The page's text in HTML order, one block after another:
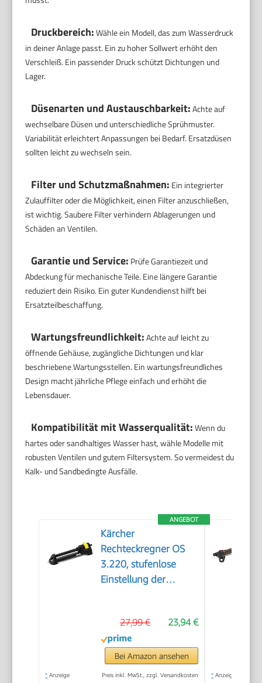
Druckbereich:Wähle ein Modell, das zum Wasserdruck
in deiner Anlage passt. Ein zu hoher Sollwert erhöht den
Verschleiß. Ein passender Druck schützt Dichtungen und
Lager.
Düsenarten und Austauschbarkeit:Achte auf
wechselbare Düsen und unterschiedliche Sprühmuster.
Variabilität erleichtert Anpassungen bei Bedarf. Ersatzdüsen
sollten leicht zu wechseln sein.
Filter und Schutzmaßnahmen: Ein integrierter
Zulauffilter oder die Möglichkeit, einen Filter anzuschließen,
ist wichtig. Saubere Filter verhindern Ablagerungen und
Schäden an Ventilen.
Garantie und Service: Prüfe Garantiezeit und
Abdeckung für mechanische Teile. Eine längere Garantie
reduziert dein Risiko. Ein guter Kundendienst hilft bei
Ersatzteilbeschaffung.
Wartungsfreundlichkeit:Achte auf leicht zu
öffnende Gehäuse, zugängliche Dichtungen und klar
beschriebene Wartungsstellen. Ein wartungsfreundliches
Design macht jährliche Pflege einfach und erhöht die
Lebensdauer.
Kompatibilität mit Wasserqualität:Wenn du
hartes oder sandhaltiges Wasser hast, wähle Modelle mit
robusten Ventilen und gutem Filtersystem. So vermeidest du
Kalk- und Sandbedingte Ausfälle.
ANGEBOT
Kärcher
Rechteckregner OS
3.220, stufenlose
Einstellung der
220 m², Sprengweite:
5-17 m, Sprengbreite:
9-13 m, schwarz
23,94 €
27,99 €
Bei Amazon ansehen
* Anzeige Preis inkl. MwSt., zzgl. Versandkosten * Anzeige